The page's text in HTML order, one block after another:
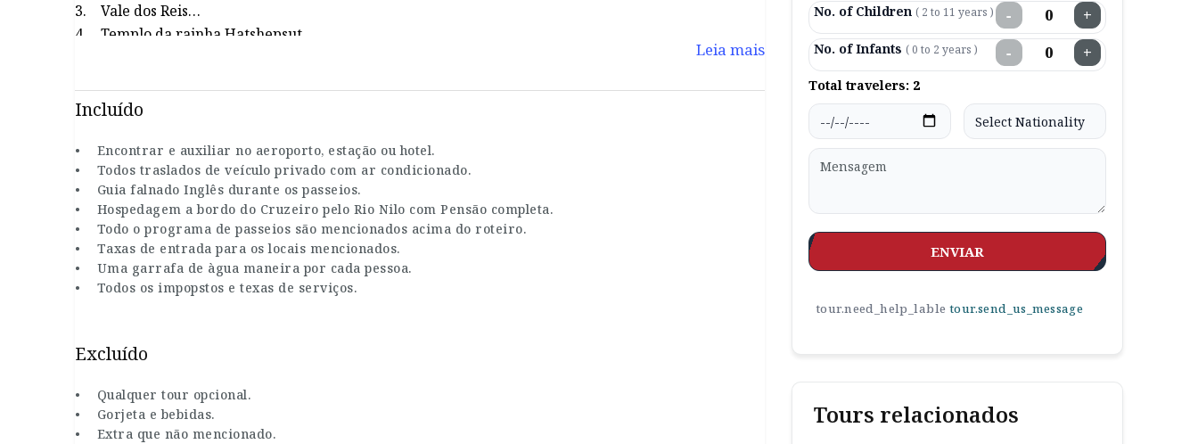
3. Vale dos Reis
4. Templo da rainha Hatshepsut
7. templo de Kom Ombo
9. Templo de Philae
10. Obelisco inacabado
Leia mais
Incluído
• Encontrar e auxiliar no aeroporto, estação ou hotel.
• Todos traslados de veículo privado com ar condicionado.
• Guia falnado Inglês durante os passeios.
• Hospedagem a bordo do Cruzeiro pelo Rio Nilo com Pensão completa.
• Todo o programa de passeios são mencionados acima do roteiro.
• Taxas de entrada para os locais mencionados.
• Uma garrafa de àgua maneira por cada pessoa.
• Todos os impopstos e texas de serviços.
Excluído
• Qualquer tour opcional.
• Gorjeta e bebidas.
• Extra que não mencionado.
No. of Children ( 2 to 11 years ) − +
No. of Infants ( 0 to 2 years ) − +
Total travelers: 2
ENVIAR
tour.need_help_lable tour.send_us_message
Tours relacionados